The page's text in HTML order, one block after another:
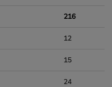
216
12
15
24